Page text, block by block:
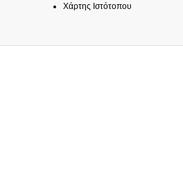
Χάρτης Ιστότοπου